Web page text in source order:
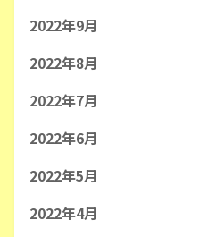
2022年9月
2022年8月
2022年7月
2022年6月
2022年5月
2022年4月